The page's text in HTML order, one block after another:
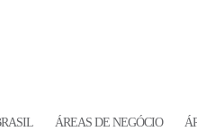
ÁREAS DE NEGÓCIO